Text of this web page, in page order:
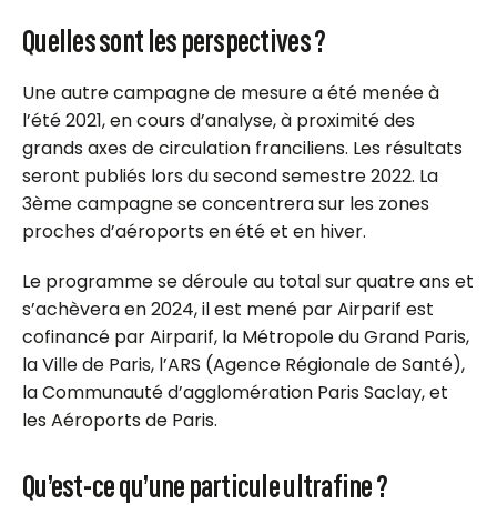
Quelles sont les perspectives ?
Une autre campagne de mesure a été menée à
l’été 2021, en cours d’analyse, à proximité des
grands axes de circulation franciliens. Les résultats
seront publiés lors du second semestre 2022. La
3ème campagne se concentrera sur les zones
proches d’aéroports en été et en hiver.
Le programme se déroule au total sur quatre ans et
s’achèvera en 2024, il est mené par Airparif est
cofinancé par Airparif, la Métropole du Grand Paris,
la Ville de Paris, l’ARS (Agence Régionale de Santé),
la Communauté d’agglomération Paris Saclay, et
les Aéroports de Paris.
Qu’est-ce qu’une particule ultrafine ?